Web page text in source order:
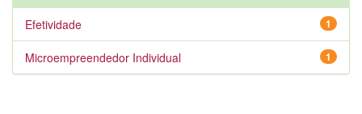
1
Efetividade
1
Microempreendedor Individual